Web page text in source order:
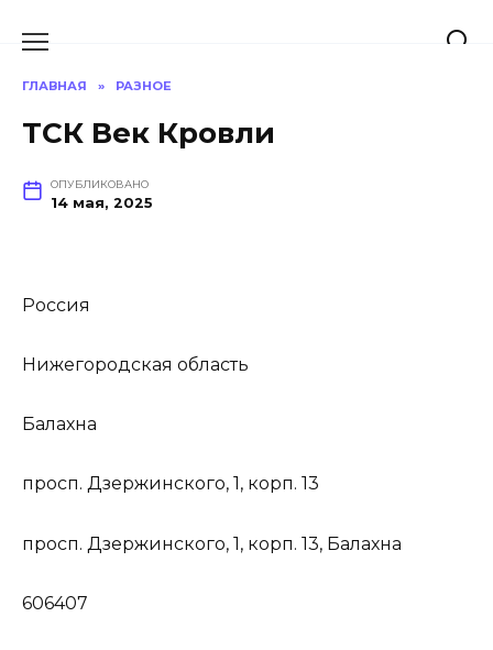
ГЛАВНАЯ » РАЗНОЕ
ТСК Век Кровли
ОПУБЛИКОВАНО
14 мая, 2025
Россия
Нижегородская область
Балахна
просп. Дзержинского, 1, корп. 13
просп. Дзержинского, 1, корп. 13, Балахна
606407